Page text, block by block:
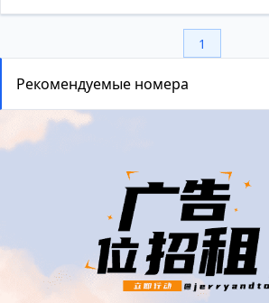
1
Рекомендуемые номера